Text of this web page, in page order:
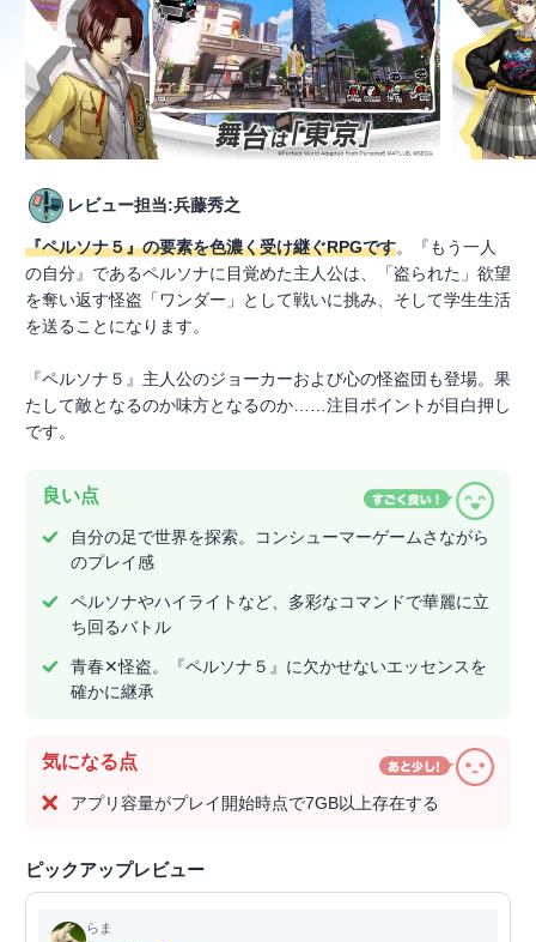
レビュー担当:兵藤秀之
『ペルソナ５』の要素を色濃く受け継ぐRPGです。『もう一人
の自分』であるペルソナに目覚めた主人公は、「盗られた」欲望
を奪い返す怪盗「ワンダー」として戦いに挑み、そして学生生活
を送ることになります。
『ペルソナ５』主人公のジョーカーおよび心の怪盗団も登場。果
たして敵となるのか味方となるのか……注目ポイントが目白押し
です。
良い点
自分の足で世界を探索。コンシューマーゲームさながら
のプレイ感
ペルソナやハイライトなど、多彩なコマンドで華麗に立
ち回るバトル
青春✕怪盗。『ペルソナ５』に欠かせないエッセンスを
確かに継承
気になる点
アプリ容量がプレイ開始時点で7GB以上存在する
ピックアップレビュー
らま